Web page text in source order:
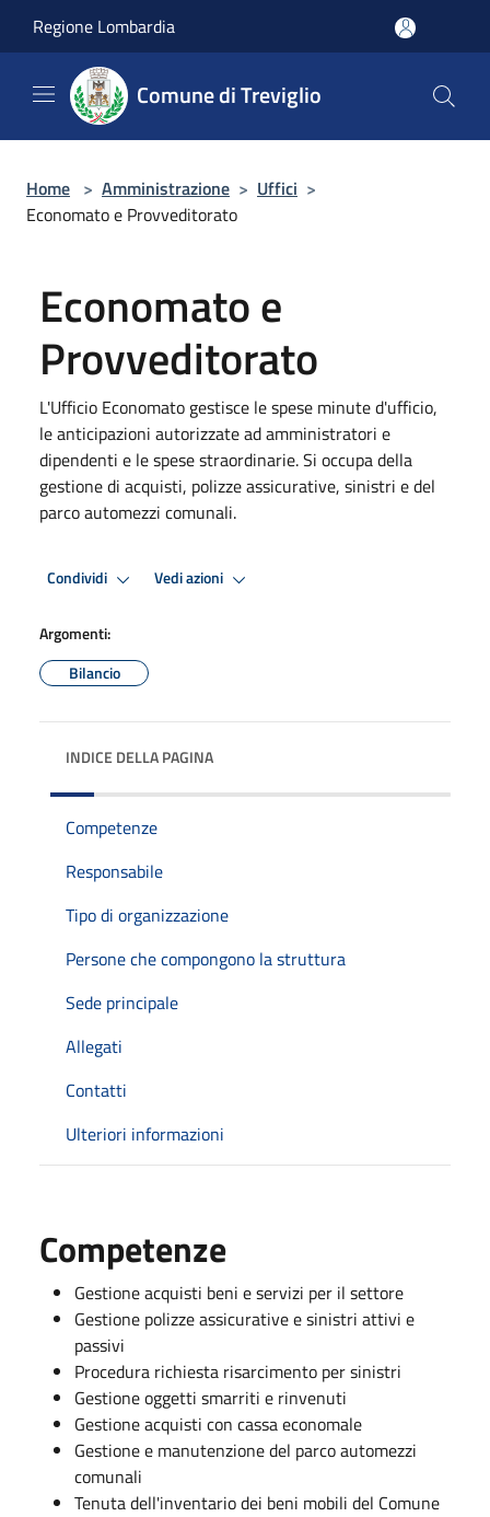
Regione Lombardia
Comune di Treviglio
Home > Amministrazione > Uffici >
Economato e Provveditorato
Economato e
Provveditorato
L'Ufficio Economato gestisce le spese minute d'ufficio,
le anticipazioni autorizzate ad amministratori e
dipendenti e le spese straordinarie. Si occupa della
gestione di acquisti, polizze assicurative, sinistri e del
parco automezzi comunali.
Condividi Vedi azioni
Argomenti:
Bilancio
INDICE DELLA PAGINA
Competenze
Responsabile
Tipo di organizzazione
Persone che compongono la struttura
Sede principale
Allegati
Contatti
Ulteriori informazioni
Competenze
Gestione acquisti beni e servizi per il settore
Gestione polizze assicurative e sinistri attivi e
passivi
Procedura richiesta risarcimento per sinistri
Gestione oggetti smarriti e rinvenuti
Gestione acquisti con cassa economale
Gestione e manutenzione del parco automezzi
comunali
Tenuta dell'inventario dei beni mobili del Comune